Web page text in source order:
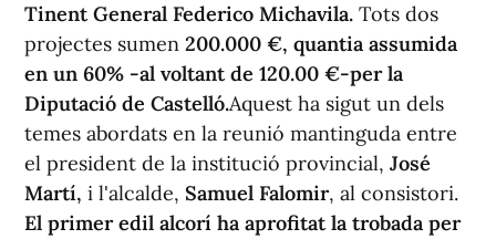
Tinent General Federico Michavila. Tots dos
projectes sumen 200.000 €, quantia assumida
en un 60% -al voltant de 120.00 €-per la
Diputació de Castelló.Aquest ha sigut un dels
temes abordats en la reunió mantinguda entre
el president de la institució provincial, José
Martí, i l'alcalde, Samuel Falomir, al consistori.
El primer edil alcorí ha aprofitat la trobada per